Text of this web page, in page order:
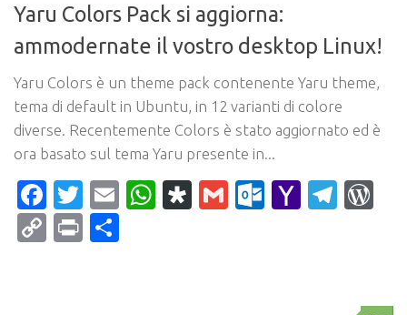
Yaru Colors Pack si aggiorna:
ammodernate il vostro desktop Linux!
Yaru Colors è un theme pack contenente Yaru theme,
tema di default in Ubuntu, in 12 varianti di colore
diverse. Recentemente Colors è stato aggiornato ed è
ora basato sul tema Yaru presente in...
Facebook
Twitter
EmailWhatsApp
Diaspora
Gmail Yahoo
CopyPrint